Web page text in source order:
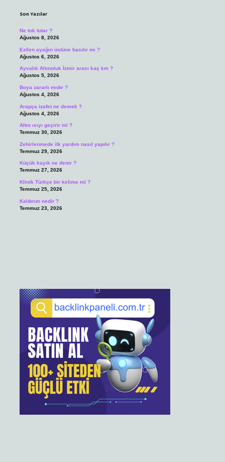
Son Yazılar
Ne tok tutar ?
Ağustos 8, 2026
Ezilen ayağın üstüne basılır mı ?
Ağustos 6, 2026
Ayvalık Altınoluk İzmir arası kaç km ?
Ağustos 5, 2026
Boya zararlı mıdır ?
Ağustos 4, 2026
Arapça izafet ne demek ?
Ağustos 4, 2026
Altın ısıyı geçirir mi ?
Temmuz 30, 2026
Zehirlenmede ilk yardım nasıl yapılır ?
Temmuz 29, 2026
Küçük kayık ne denir ?
Temmuz 27, 2026
Klinik Türkçe bir kelime mi ?
Temmuz 25, 2026
Kaldırım nedir ?
Temmuz 23, 2026